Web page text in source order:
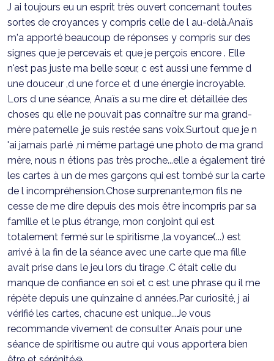
J ai toujours eu un esprit très ouvert concernant toutes
sortes de croyances y compris celle de l au-delà.Anaïs
m'a apporté beaucoup de réponses y compris sur des
signes que je percevais et que je perçois encore . Elle
n'est pas juste ma belle sœur, c est aussi une femme d
une douceur ,d une force et d une énergie incroyable.
Lors d une séance, Anaïs a su me dire et détaillée des
choses qu elle ne pouvait pas connaître sur ma grand-
mère paternelle ,je suis restée sans voix.Surtout que je n
'ai jamais parlé ,ni même partagé une photo de ma grand
mère, nous n étions pas très proche...elle a également tiré
les cartes à un de mes garçons qui est tombé sur la carte
de l incompréhension.Chose surprenante,mon fils ne
cesse de me dire depuis des mois être incompris par sa
famille et le plus étrange, mon conjoint qui est
totalement fermé sur le spiritisme ,la voyance(...) est
arrivé à la fin de la séance avec une carte que ma fille
avait prise dans le jeu lors du tirage .C était celle du
manque de confiance en soi et c est une phrase qu il me
répète depuis une quinzaine d années.Par curiosité, j ai
vérifié les cartes, chacune est unique...Je vous
recommande vivement de consulter Anaïs pour une
séance de spiritisme ou autre qui vous apportera bien